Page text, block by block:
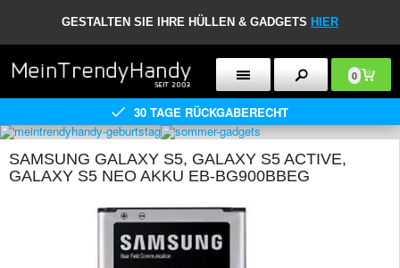
GESTALTEN SIE IHRE HÜLLEN & GADGETS HIER
0
30 TAGE RÜCKGABERECHT
SAMSUNG GALAXY S5, GALAXY S5 ACTIVE,
GALAXY S5 NEO AKKU EB-BG900BBEG